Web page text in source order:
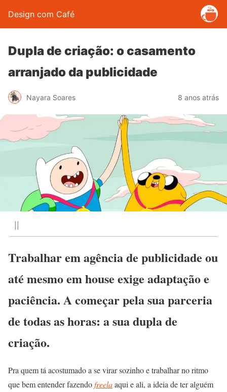
Design com Café
Dupla de criação: o casamento
arranjado da publicidade
Nayara Soares 8 anos atrás
Trabalhar em agência de publicidade ou
até mesmo em house exige adaptação e
paciência. A começar pela sua parceria
de todas as horas: a sua dupla de
criação.
Pra quem tá acostumado a se virar sozinho e trabalhar no ritmo
que bem entender fazendofreelaaqui e ali, a ideia de ter alguém